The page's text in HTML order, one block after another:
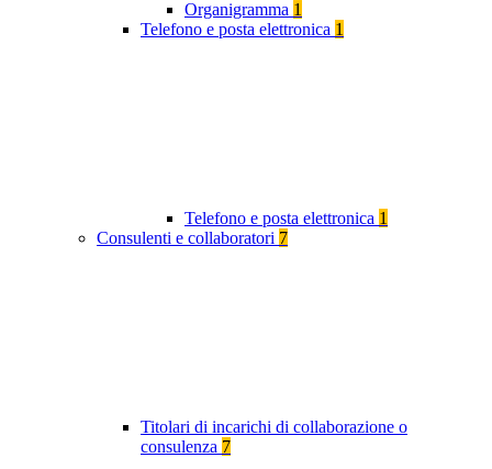
Organigramma 1
Telefono e posta elettronica 1
Telefono e posta elettronica 1
Consulenti e collaboratori 7
Titolari di incarichi di collaborazione o
consulenza 7